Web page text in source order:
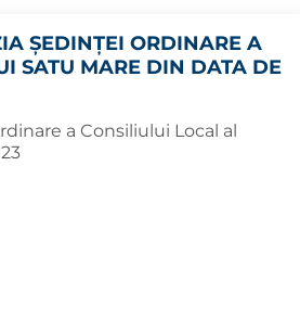
ŞEDINŢEI ORDINARE A
SATU MARE DIN DATA DE
a Consiliului Local al